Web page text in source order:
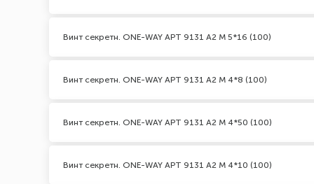
Винт секретн. ONE-WAY АРТ 9131 А2 M 5*16 (100)
Винт секретн. ONE-WAY АРТ 9131 А2 M 4*8 (100)
Винт секретн. ONE-WAY АРТ 9131 А2 M 4*50 (100)
Винт секретн. ONE-WAY АРТ 9131 А2 M 4*10 (100)